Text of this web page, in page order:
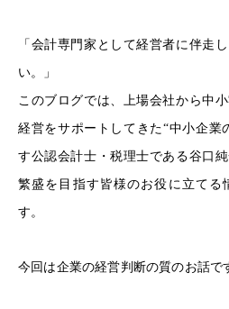
「会計専門家として経営者に伴走
い。」
このブログでは、上場会社から中
経営をサポートしてきた“中小企業
す公認会計士・税理士である谷口
繁盛を目指す皆様のお役に立てる
す。
今回は企業の経営判断の質のお話で